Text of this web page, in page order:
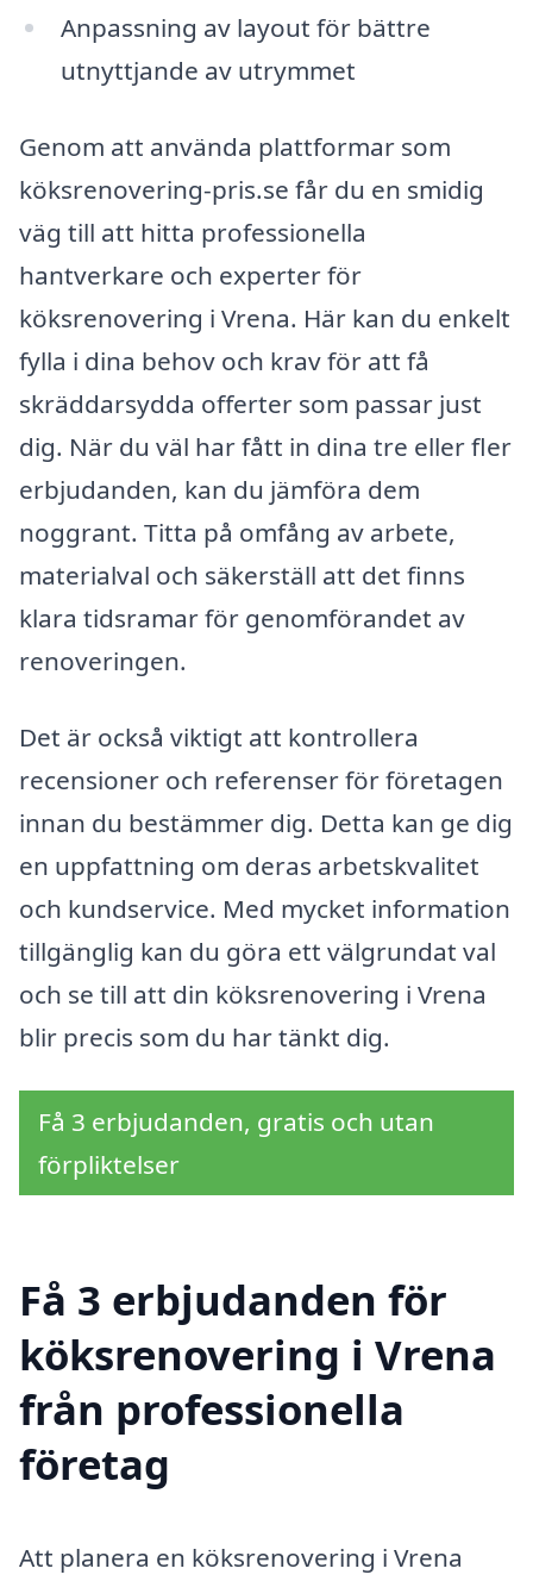
Anpassning av layout för bättre
utnyttjande av utrymmet
Genom att använda plattformar som
köksrenovering-pris.se får du en smidig
väg till att hitta professionella
hantverkare och experter för
köksrenovering i Vrena. Här kan du enkelt
fylla i dina behov och krav för att få
skräddarsydda offerter som passar just
dig. När du väl har fått in dina tre eller fler
erbjudanden, kan du jämföra dem
noggrant. Titta på omfång av arbete,
materialval och säkerställ att det finns
klara tidsramar för genomförandet av
renoveringen.
Det är också viktigt att kontrollera
recensioner och referenser för företagen
innan du bestämmer dig. Detta kan ge dig
en uppfattning om deras arbetskvalitet
och kundservice. Med mycket information
tillgänglig kan du göra ett välgrundat val
och se till att din köksrenovering i Vrena
blir precis som du har tänkt dig.
Få 3 erbjudanden, gratis och utan
förpliktelser
Få 3 erbjudanden för
köksrenovering i Vrena
från professionella
företag
Att planera en köksrenovering i Vrena